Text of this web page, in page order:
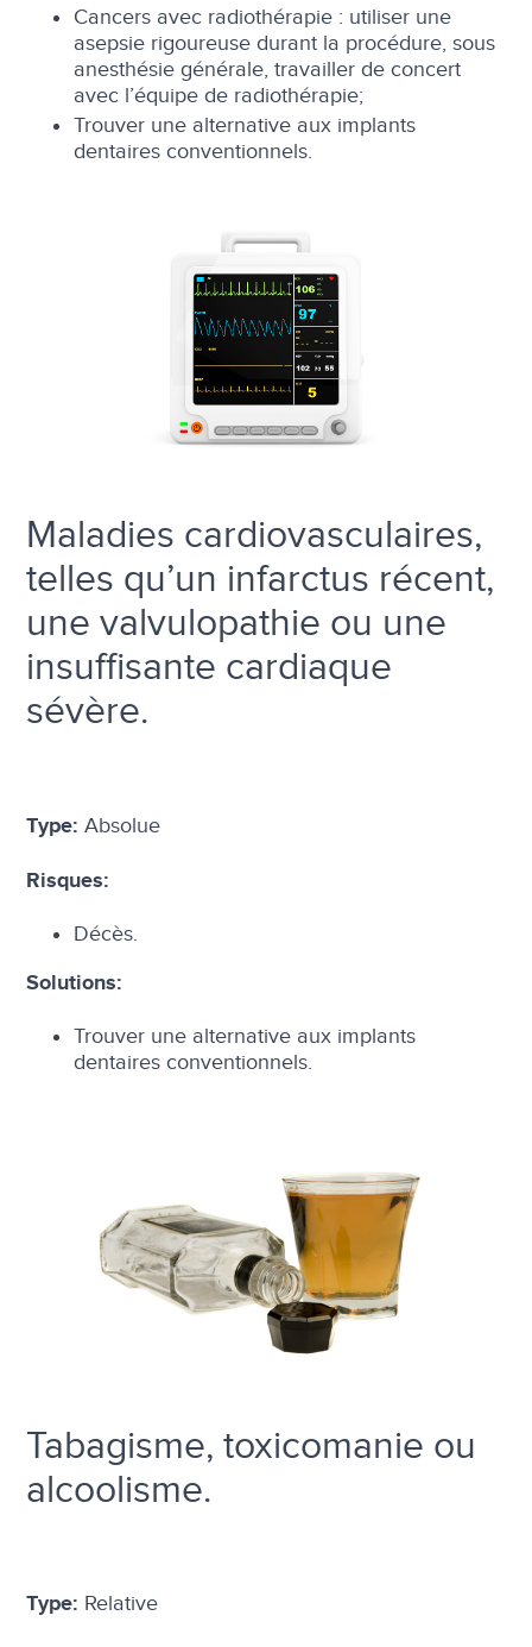
Cancers avec radiothérapie : utiliser une
asepsie rigoureuse durant la procédure, sous
anesthésie générale, travailler de concert
avec l’équipe de radiothérapie;
Trouver une alternative aux implants
dentaires conventionnels.
Maladies cardiovasculaires,
telles qu’un infarctus récent,
une valvulopathie ou une
insuffisante cardiaque
sévère.
Type:Absolue
Risques:
Décès.
Solutions:
Trouver une alternative aux implants
dentaires conventionnels.
Tabagisme, toxicomanie ou
alcoolisme.
Type: Relative